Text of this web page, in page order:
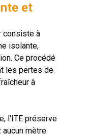
et
consiste à
isolante,
Ce procédé
les pertes de
à
l’ITE préserve
aucun mètre